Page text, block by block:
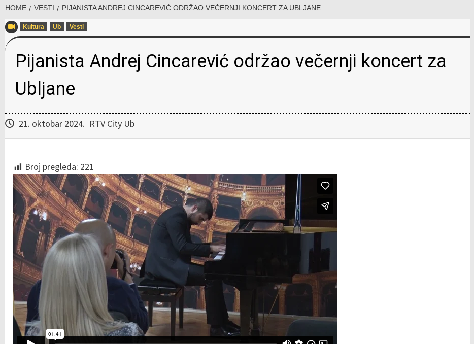
HOME VESTI PIJANISTA ANDREJ CINCAREVIĆ ODRŽAO VEČERNJI KONCERT ZA UBLJANE
Kultura Ub Vesti
Pijanista Andrej Cincarević održao večernji koncert za
Ubljane
21. oktobar 2024. RTV City Ub
Broj pregleda: 221